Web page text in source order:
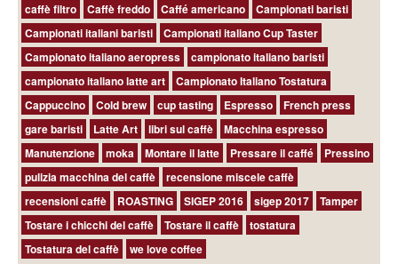
caffè filtro
Caffè freddo Caffé americano
Campionati baristi
Campionati italiani baristi
Campionati italiano Cup Taster
Campionato italiano aeropress
campionato italiano baristi
campionato italiano latte art
Campionato Italiano Tostatura
Cappuccino
Cold brew cup tasting Espresso
French press
gare baristi
Latte Art libri sul caffè
Macchina espresso
Manutenzione
moka Montare il latte Pressare il caffé
Pressino
pulizia macchina del caffè
recensione miscele caffè
recensioni caffè
ROASTING SIGEP 2016 sigep 2017
Tamper
Tostare i chicchi del caffè
Tostare il caffè
tostatura
Tostatura del caffè
we love coffee